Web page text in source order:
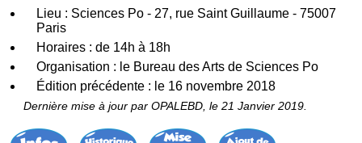
Lieu : Sciences Po - 27, rue Saint Guillaume - 75007
Paris
Horaires : de 14h à 18h
Organisation : le Bureau des Arts de Sciences Po
Édition précédente : le 16 novembre 2018
Dernière mise à jour par OPALEBD, le 21 Janvier 2019.